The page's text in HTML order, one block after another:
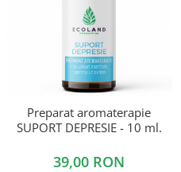
Preparat aromaterapie
SUPORT DEPRESIE - 10 ml.
39,00 RON